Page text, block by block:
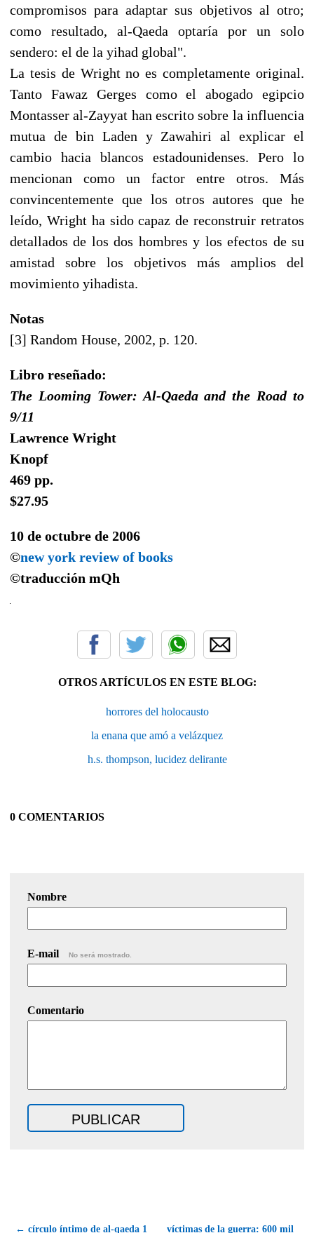
compromisos para adaptar sus objetivos al otro;
como resultado, al-Qaeda optaría por un solo
sendero: el de la yihad global".
La tesis de Wright no es completamente original.
Tanto Fawaz Gerges como el abogado egipcio
Montasser al-Zayyat han escrito sobre la influencia
mutua de bin Laden y Zawahiri al explicar el
cambio hacia blancos estadounidenses. Pero lo
mencionan como un factor entre otros. Más
convincentemente que los otros autores que he
leído, Wright ha sido capaz de reconstruir retratos
detallados de los dos hombres y los efectos de su
amistad sobre los objetivos más amplios del
movimiento yihadista.
Notas
[3] Random House, 2002, p. 120.
Libro reseñado:
The Looming Tower: Al-Qaeda and the Road to
9/11
Lawrence Wright
Knopf
469 pp.
$27.95
10 de octubre de 2006
©new york review of books
©traducción mQh
OTROS ARTÍCULOS EN ESTE BLOG:
horrores del holocausto
la enana que amó a velázquez
h.s. thompson, lucidez delirante
0 COMENTARIOS
Nombre
E-mail No será mostrado.
Comentario
← círculo íntimo de al-qaeda 1 víctimas de la guerra: 600 mil